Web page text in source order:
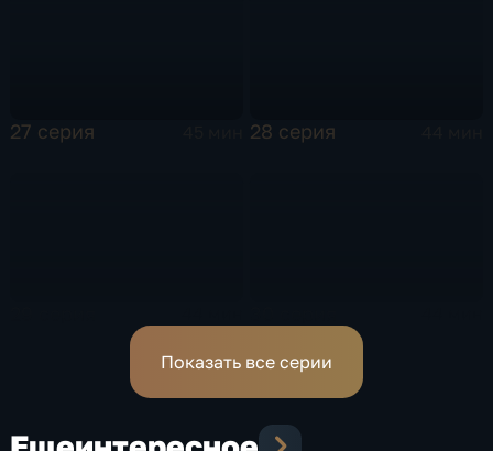
27 серия 28 серия
Показать все серии